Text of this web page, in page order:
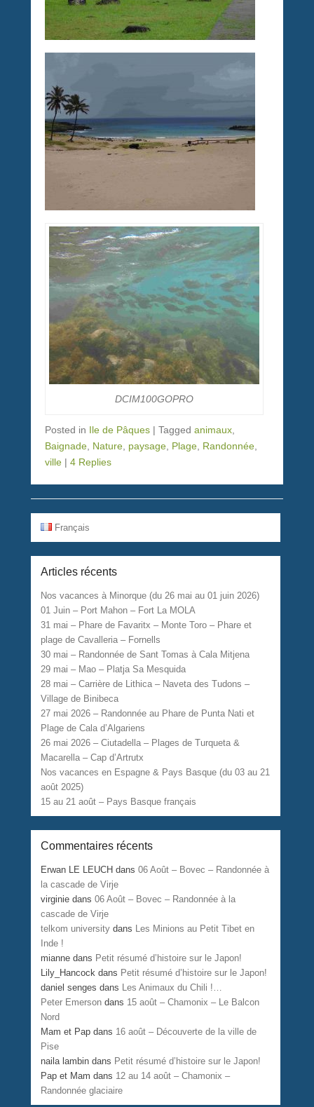
DCIM100GOPRO
Posted in Ile de Pâques | Tagged animaux
Baignade Nature paysage Plage Randonnée
ville | 4 Replies
Français
Articles récents
Nos vacances à Minorque (du 26 mai au 01 juin 2026)
01 Juin – Port Mahon – Fort La MOLA
31 mai – Phare de Favaritx – Monte Toro – Phare et
plage de Cavalleria – Fornells
30 mai – Randonnée de Sant Tomas à Cala Mitjena
29 mai – Mao – Platja Sa Mesquida
28 mai – Carrière de Lithica – Naveta des Tudons –
Village de Binibeca
27 mai 2026 – Randonnée au Phare de Punta Nati et
Plage de Cala d’Algariens
26 mai 2026 – Ciutadella – Plages de Turqueta &
Macarella – Cap d’Artrutx
Nos vacances en Espagne & Pays Basque (du 03 au 21
août 2025)
15 au 21 août – Pays Basque français
Commentaires récents
Erwan LE LEUCH dans06 Août – Bovec – Randonnée à
la cascade de Virje
virginie dans06 Août – Bovec – Randonnée à la
cascade de Virje
telkom university dans Les Minions au Petit Tibet en
Inde !
mianne dans Petit résumé d’histoire sur le Japon!
Lily_Hancock dans Petit résumé d’histoire sur le Japon!
daniel senges dans Les Animaux du Chili !…
Peter Emerson dans 15 août – Chamonix – Le Balcon
Nord
Mam et Pap dans 16 août – Découverte de la ville de
Pise
naila lambin dans Petit résumé d’histoire sur le Japon!
Pap et Mam dans 12 au 14 août – Chamonix –
Randonnée glaciaire